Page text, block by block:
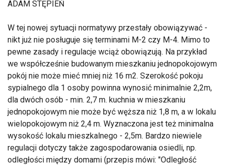
ADAM STĘPIEŃ
W tej nowej sytuacji normatywy przestały obowiązywać -
nikt już nie posługuje się terminami M-2 czy M-4. Mimo to
pewne zasady i regulacje wciąż obowiązują. Na przykład
we współcześnie budowanym mieszkaniu jednopokojowym
pokój nie może mieć mniej niż 16 m2. Szerokość pokoju
sypialnego dla 1 osoby powinna wynosić minimalnie 2,2m,
dla dwóch osób - min. 2,7 m. kuchnia w mieszkaniu
jednopokojowym nie może być węższa niż 1,8 m, a w lokalu
wielopokojowym niż 2,4 m. Wyznaczona jest też minimalna
wysokość lokalu mieszkalnego - 2,5m. Bardzo niewiele
regulacji dotyczy także zagospodarowania osiedli, np.
odległości między domami (przepis mówi: "Odległość